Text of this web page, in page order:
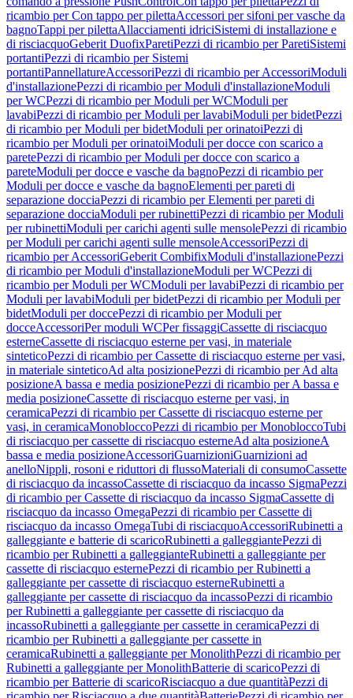
ricambio per Con tappo per pilettaAccessori per sifoni per vasche da
bagnoTappi per pilettaAllacciamenti idriciSistemi di installazione e
di risciacquoGeberit DuofixParetiPezzi di ricambio per ParetiSistemi
portantiPezzi di ricambio per Sistemi
portantiPannellatureAccessoriPezzi di ricambio per AccessoriModuli
d'installazionePezzi di ricambio per Moduli d'installazioneModuli
per WCPezzi di ricambio per Moduli per WCModuli per
lavabiPezzi di ricambio per Moduli per lavabiModuli per bidetPezzi
di ricambio per Moduli per bidetModuli per orinatoiPezzi di
ricambio per Moduli per orinatoiModuli per docce con scarico a
paretePezzi di ricambio per Moduli per docce con scarico a
pareteModuli per docce e vasche da bagnoPezzi di ricambio per
Moduli per docce e vasche da bagnoElementi per pareti di
separazione docciaPezzi di ricambio per Elementi per pareti di
separazione docciaModuli per rubinettiPezzi di ricambio per Moduli
per rubinettiModuli per carichi agenti sulle mensolePezzi di ricambio
per Moduli per carichi agenti sulle mensoleAccessoriPezzi di
ricambio per AccessoriGeberit CombifixModuli d'installazionePezzi
di ricambio per Moduli d'installazioneModuli per WCPezzi di
ricambio per Moduli per WCModuli per lavabiPezzi di ricambio per
Moduli per lavabiModuli per bidetPezzi di ricambio per Moduli per
bidetModuli per doccePezzi di ricambio per Moduli per
docceAccessoriPer moduli WCPer fissaggiCassette di risciacquo
esterneCassette di risciacquo esterne per vasi, in materiale
sinteticoPezzi di ricambio per Cassette di risciacquo esterne per vasi,
in materiale sinteticoAd alta posizionePezzi di ricambio per Ad alta
posizioneA bassa e media posizionePezzi di ricambio per A bassa e
media posizioneCassette di risciacquo esterne per vasi, in
ceramicaPezzi di ricambio per Cassette di risciacquo esterne per
vasi, in ceramicaMonobloccoPezzi di ricambio per MonobloccoTubi
di risciacquo per cassette di risciacquo esterneAd alta posizioneA
bassa e media posizioneAccessoriGuarnizioniGuarnizioni ad
anelloNippli, rosoni e riduttori di flussoMateriali di consumoCassette
di risciacquo da incassoCassette di risciacquo da incasso SigmaPezzi
di ricambio per Cassette di risciacquo da incasso SigmaCassette di
risciacquo da incasso OmegaPezzi di ricambio per Cassette di
risciacquo da incasso OmegaTubi di risciacquoAccessoriRubinetti a
galleggiante e batterie di scaricoRubinetti a galleggiantePezzi di
ricambio per Rubinetti a galleggianteRubinetti a galleggiante per
cassette di risciacquo esternePezzi di ricambio per Rubinetti a
galleggiante per cassette di risciacquo esterneRubinetti a
galleggiante per cassette di risciacquo da incassoPezzi di ricambio
per Rubinetti a galleggiante per cassette di risciacquo da
incassoRubinetti a galleggiante per cassette in ceramicaPezzi di
ricambio per Rubinetti a galleggiante per cassette in
ceramicaRubinetti a galleggiante per MonolithPezzi di ricambio per
Rubinetti a galleggiante per MonolithBatterie di scaricoPezzi di
ricambio per Batterie di scaricoRisciacquo a due quantitàPezzi di